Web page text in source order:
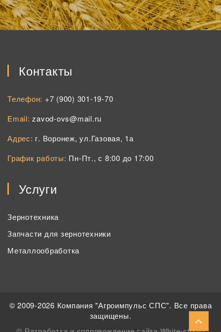
Контакты
Телефон: +7 (900) 301-19-70
Email:zavod-ovs@mail.ru
Адрес: г. Воронеж, ул.Газовая, 1а
График работы: Пн-Пт., с 8:00 до 17:00
Услуги
Зернотехника
Запчасти для зернотехники
Металлообработка
© 2009-2026 Компания "Агроимпульс СПС". Все права
защищены.